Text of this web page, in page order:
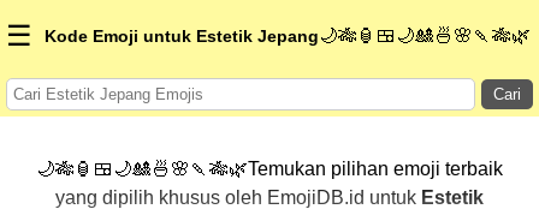
☰ Kode Emoji untuk Estetik Jepang🌙🎋🏮🍱🌙🎎🍜🌸🍡🎋🌿
Cari
🌙🎋🏮🍱🌙🎎🍜🌸🍡🎋🌿Temukan pilihan emoji terbaik
yang dipilih khusus oleh EmojiDB.id untuk Estetik